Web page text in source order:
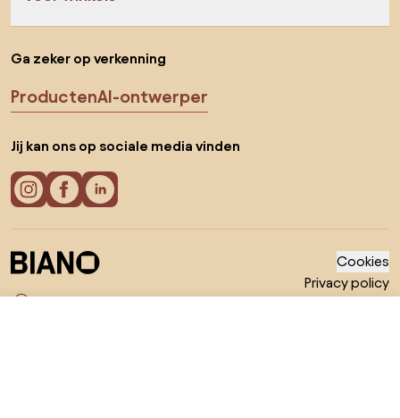
Ga zeker op verkenning
ProductenAI-ontwerper
Jij kan ons op sociale media vinden
Cookies
Privacy policy